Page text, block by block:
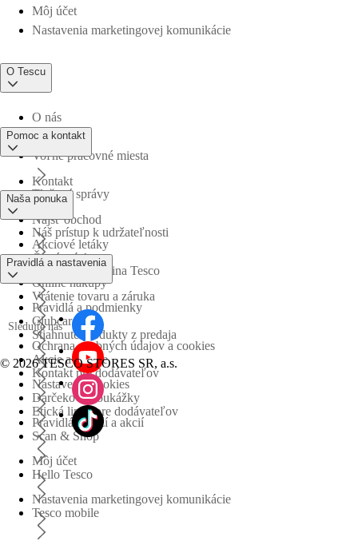
Môj účet
Nastavenia marketingovej komunikácie
O Tescu
O nás
Voľné pracovné miesta
Tlačové správy
Náš prístup k udržateľnosti
Obchodná skupina Tesco
Pomoc a kontakt
Kontakt
Nájsť obchod
Časté otázky
Vrátenie tovaru a záruka
Stiahnuté produkty z predaja
Kontakt pre dodávateľov
Etická linka pre dodávateľov
Naša ponuka
Akciové letáky
Online nákupy
Clubcard
Akcie a súťaže
Darčekové poukážky
Scan & Shop
Hello Tesco
Tesco mobile
Pravidlá a nastavenia
Pravidlá a podmienky
Ochrana osobných údajov a cookies
Nastavenia cookies
Pravidlá súťaží a akcií
Môj účet
Nastavenia marketingovej komunikácie
Sledujte nás
© 2026 TESCO STORES SR, a.s.